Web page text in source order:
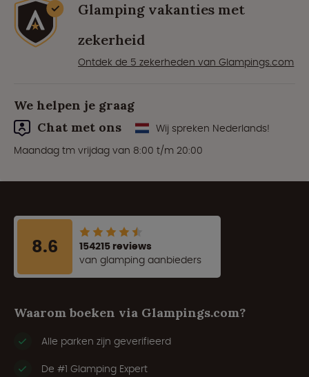
Glamping vakanties met
zekerheid
Ontdek de 5 zekerheden van Glampings.com
We helpen je graag
Chat met ons
Wij spreken Nederlands!
Maandag tm vrijdag van 8:00 t/m 20:00
8.6
154215 reviews
van glamping aanbieders
Waarom boeken via Glampings.com?
Alle parken zijn geverifieerd
De #1 Glamping Expert